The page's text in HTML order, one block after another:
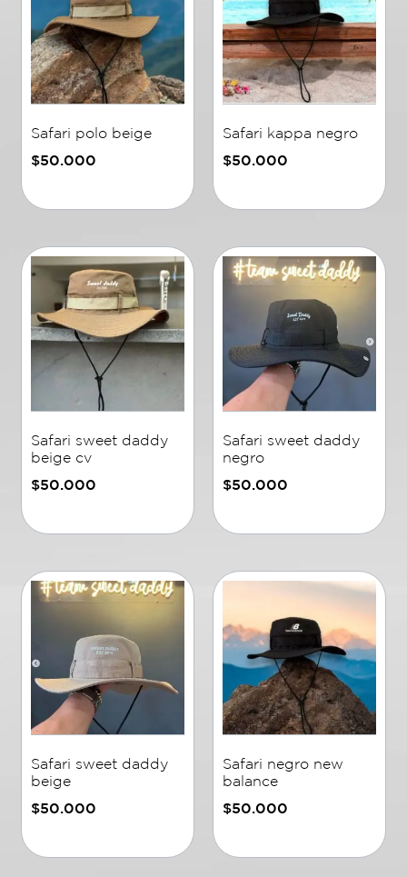
Safari polo beige
$50.000
Safari kappa negro
$50.000
Safari sweet daddy
beige cv
$50.000
Safari sweet daddy
negro
$50.000
Safari sweet daddy
beige
$50.000
Safari negro new
balance
$50.000